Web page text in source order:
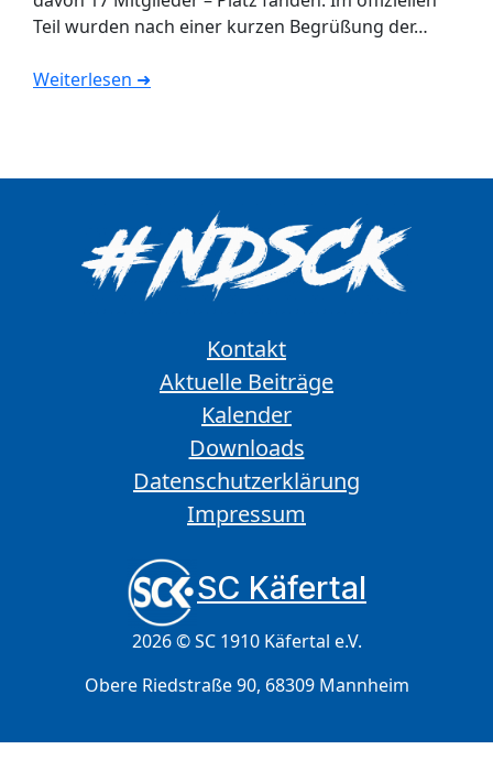
Teil wurden nach einer kurzen Begrüßung der…
Weiterlesen ➜
Kontakt
Aktuelle Beiträge
Kalender
Downloads
Datenschutzerklärung
Impressum
SC Käfertal
2026 © SC 1910 Käfertal e.V.
Obere Riedstraße 90, 68309 Mannheim